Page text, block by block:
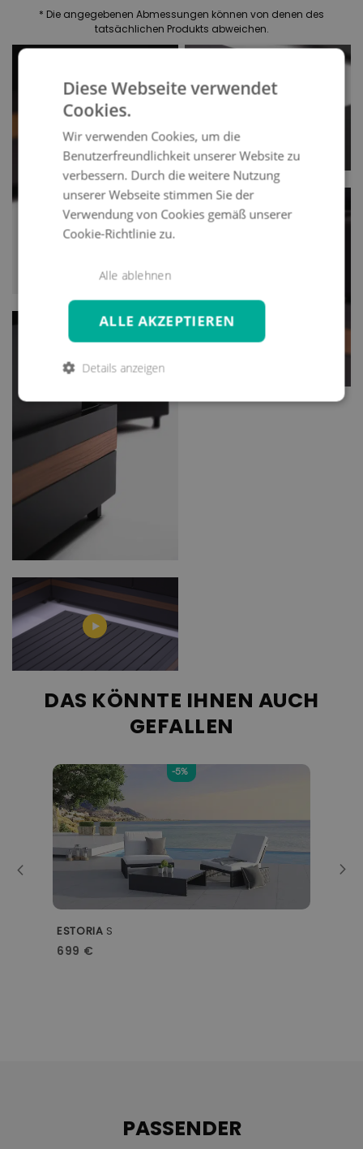
* Die angegebenen Abmessungen können von denen des
tatsächlichen Produkts abweichen.
DAS KÖNNTE IHNEN AUCH
GEFALLEN
-5%
ESTORIA S
699 €
PASSENDER
Diese Webseite verwendet
Cookies.
Wir verwenden Cookies, um die
Benutzerfreundlichkeit unserer Website zu
verbessern. Durch die weitere Nutzung
unserer Webseite stimmen Sie der
Verwendung von Cookies gemäß unserer
Cookie-Richtlinie zu.
ALLE AKZEPTIEREN
Alle ablehnen
Details anzeigen